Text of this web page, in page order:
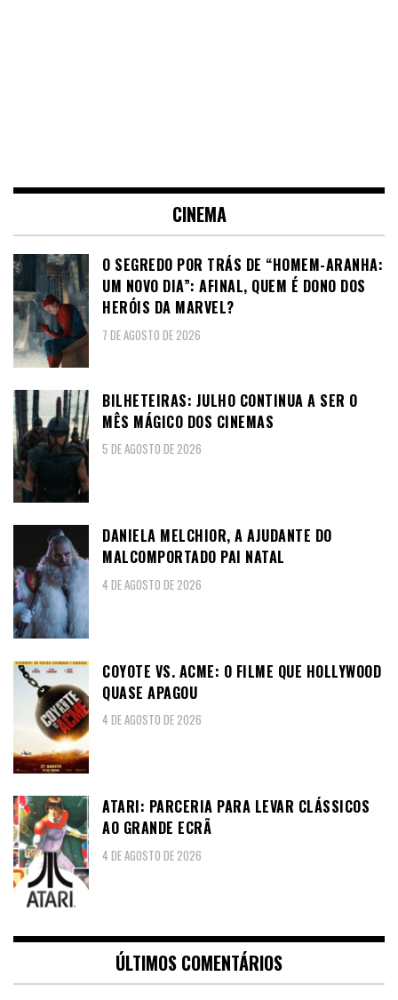
CINEMA
O SEGREDO POR TRÁS DE “HOMEM-ARANHA:
UM NOVO DIA”: AFINAL, QUEM É DONO DOS
HERÓIS DA MARVEL?
7 DE AGOSTO DE 2026
BILHETEIRAS: JULHO CONTINUA A SER O
MÊS MÁGICO DOS CINEMAS
5 DE AGOSTO DE 2026
DANIELA MELCHIOR, A AJUDANTE DO
MALCOMPORTADO PAI NATAL
4 DE AGOSTO DE 2026
COYOTE VS. ACME: O FILME QUE HOLLYWOOD
QUASE APAGOU
4 DE AGOSTO DE 2026
ATARI: PARCERIA PARA LEVAR CLÁSSICOS
AO GRANDE ECRÃ
4 DE AGOSTO DE 2026
ÚLTIMOS COMENTÁRIOS